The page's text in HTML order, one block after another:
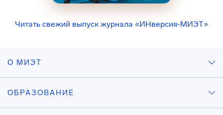
Читать свежий выпуск журнала «ИНверсия-МИЭТ»
О МИЭТ
ОБРАЗОВАНИЕ